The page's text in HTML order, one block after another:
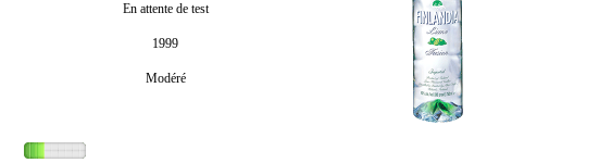
En attente de test
1999
Modéré